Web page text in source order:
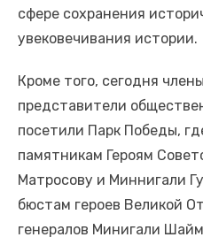
сфере сохранения
увековечивания истории.
Кроме того, сегодня
представители
посетили Парк Победы,
памятникам Героям
Матросову и Миннигали
бюстам героев Великой
генералов Минигали